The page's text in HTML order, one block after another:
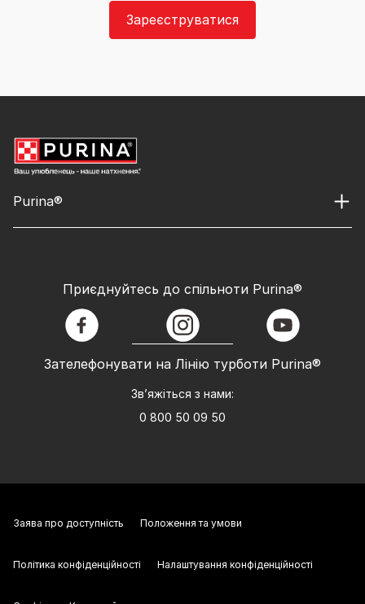
Зареєструватися
Purina®
Зателефонувати на Лінію турботи Purina®
Зв’яжіться з нами:
0 800 50 09 50
Приєднуйтесь до спільноти Purina®
facebook instagram youtube
Заява про доступність Положення та умови
Політика конфіденційності Налаштування конфіденційності